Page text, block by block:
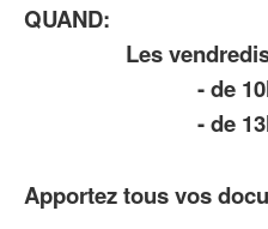
QUAND:
Les vendredis 13
- de 10h00
- de 13h00
Apportez tous vos